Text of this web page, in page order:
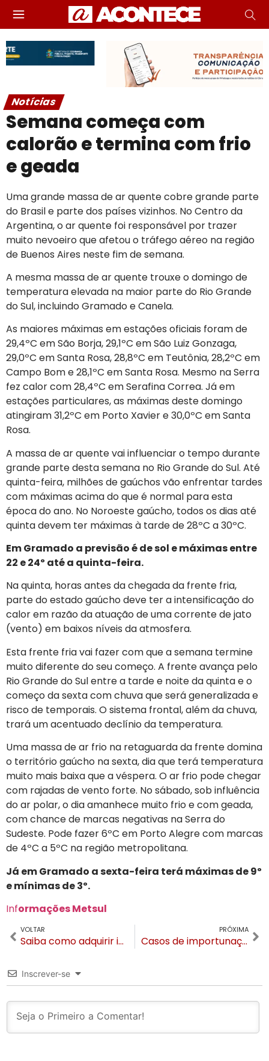
Notícias
Semana começa com
calorão e termina com frio
e geada
Uma grande massa de ar quente cobre grande parte
do Brasil e parte dos países vizinhos. No Centro da
Argentina, o ar quente foi responsável por trazer
muito nevoeiro que afetou o tráfego aéreo na região
de Buenos Aires neste fim de semana.
A mesma massa de ar quente trouxe o domingo de
temperatura elevada na maior parte do Rio Grande
do Sul, incluindo Gramado e Canela.
As maiores máximas em estações oficiais foram de
29,4ºC em São Borja, 29,1ºC em São Luiz Gonzaga,
29,0ºC em Santa Rosa, 28,8ºC em Teutônia, 28,2ºC em
Campo Bom e 28,1ºC em Santa Rosa. Mesmo na Serra
fez calor com 28,4ºC em Serafina Correa. Já em
estações particulares, as máximas deste domingo
atingiram 31,2ºC em Porto Xavier e 30,0ºC em Santa
Rosa.
A massa de ar quente vai influenciar o tempo durante
grande parte desta semana no Rio Grande do Sul. Até
quinta-feira, milhões de gaúchos vão enfrentar tardes
com máximas acima do que é normal para esta
época do ano. No Noroeste gaúcho, todos os dias até
quinta devem ter máximas à tarde de 28ºC a 30ºC.
Em Gramado a previsão é de sol e máximas entre
22 e 24º até a quinta-feira.
Na quinta, horas antes da chegada da frente fria,
parte do estado gaúcho deve ter a intensificação do
calor em razão da atuação de uma corrente de jato
(vento) em baixos níveis da atmosfera.
Esta frente fria vai fazer com que a semana termine
muito diferente do seu começo. A frente avança pelo
Rio Grande do Sul entre a tarde e noite da quinta e o
começo da sexta com chuva que será generalizada e
risco de temporais. O sistema frontal, além da chuva,
trará um acentuado declínio da temperatura.
Uma massa de ar frio na retaguarda da frente domina
o território gaúcho na sexta, dia que terá temperatura
muito mais baixa que a véspera. O ar frio pode chegar
com rajadas de vento forte. No sábado, sob influência
do ar polar, o dia amanhece muito frio e com geada,
com chance de marcas negativas na Serra do
Sudeste. Pode fazer 6ºC em Porto Alegre com marcas
de 4ºC a 5ºC na região metropolitana.
Já em Gramado a sexta-feira terá máximas de 9º
e mínimas de 3º.
Informações Metsul
VOLTAR
Saiba como adquirir ingressos gratuitos para o Festival de Cinema de Gramado
PRÓXIMA
Casos de importunação e assédio nas escadarias do bairro Dutra preocupam moradores
Inscrever-se